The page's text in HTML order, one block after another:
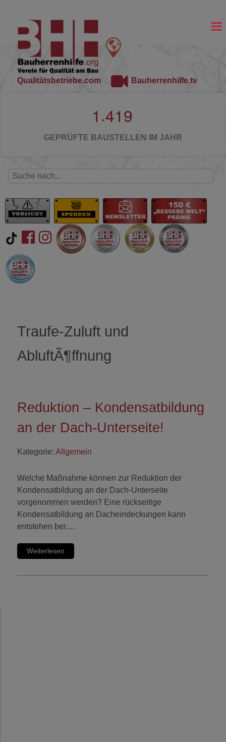
Qualitätsbetriebe.com Bauherrenhilfe.tv
1 .419
GEPRÜFTE BAUSTELLEN IM JAHR
Traufe-Zuluft und
AbluftÃ¶ffnung
Reduktion – Kondensatbildung
an der Dach-Unterseite!
Kategorie: Allgemein
Welche Maßnahme können zur Reduktion der
Kondensatbildung an der Dach-Unterseite
vorgenommen werden? Eine rückseitige
Kondensatbildung an Dacheindeckungen kann
entstehen bei:…
Weiterlesen